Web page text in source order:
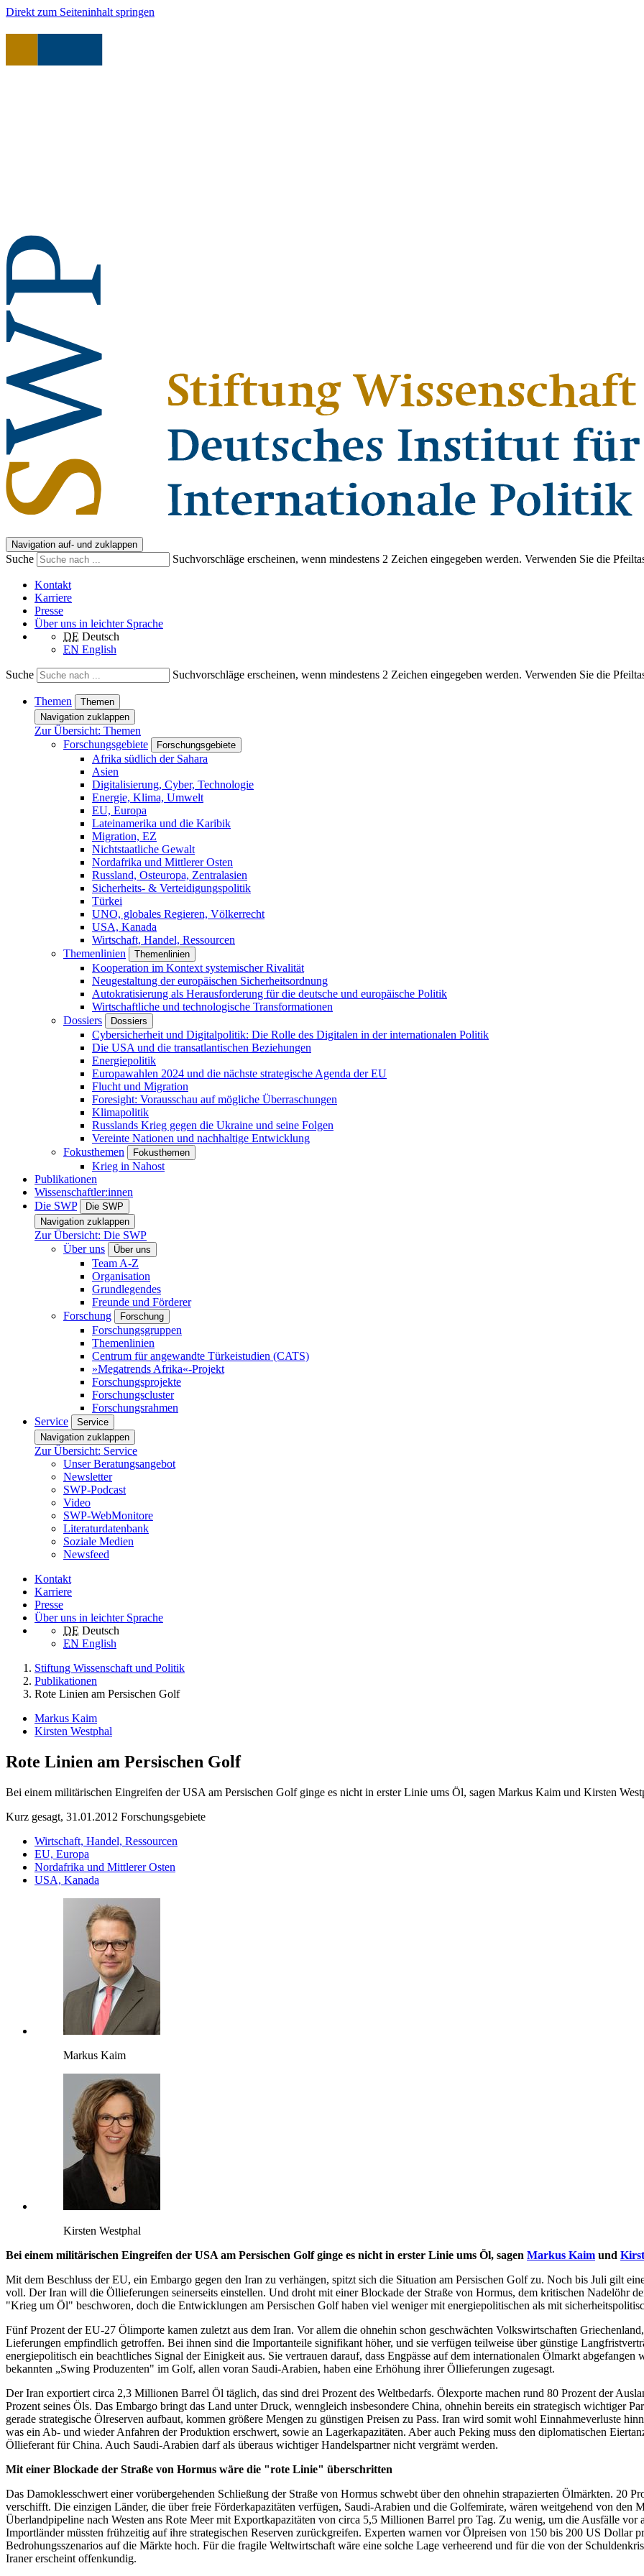
Direkt zum Seiteninhalt springen
Navigation auf- und zuklappen
Suche Suchvorschläge erscheinen, wenn mindestens 2 Zeichen eingegeben werden. Verwenden Sie die
Kontakt
Karriere
Presse
Über uns in leichter Sprache
DE Deutsch
EN English
Suche Suchvorschläge erscheinen, wenn mindestens 2 Zeichen eingegeben werden. Verwenden Sie die
Themen
Themen
Navigation zuklappen
Zur Übersicht: Themen
Forschungsgebiete
Forschungsgebiete
Afrika südlich der Sahara
Asien
Digitalisierung, Cyber, Technologie
Energie, Klima, Umwelt
EU, Europa
Lateinamerika und die Karibik
Migration, EZ
Nichtstaatliche Gewalt
Nordafrika und Mittlerer Osten
Russland, Osteuropa, Zentralasien
Sicherheits- & Verteidigungspolitik
Türkei
UNO, globales Regieren, Völkerrecht
USA, Kanada
Wirtschaft, Handel, Ressourcen
Themenlinien
Themenlinien
Kooperation im Kontext systemischer Rivalität
Neugestaltung der europäischen Sicherheitsordnung
Autokratisierung als Herausforderung für die deutsche und europäische Politik
Wirtschaftliche und technologische Transformationen
Dossiers
Dossiers
Cybersicherheit und Digitalpolitik: Die Rolle des Digitalen in der internationalen Politik
Die USA und die transatlantischen Beziehungen
Energiepolitik
Europawahlen 2024 und die nächste strategische Agenda der EU
Flucht und Migration
Foresight: Vorausschau auf mögliche Überraschungen
Klimapolitik
Russlands Krieg gegen die Ukraine und seine Folgen
Vereinte Nationen und nachhaltige Entwicklung
Fokusthemen
Fokusthemen
Krieg in Nahost
Publikationen
Wissenschaftler:innen
Die SWP
Die SWP
Navigation zuklappen
Zur Übersicht: Die SWP
Über uns
Über uns
Team A-Z
Organisation
Grundlegendes
Freunde und Förderer
Forschung
Forschung
Forschungsgruppen
Themenlinien
Centrum für angewandte Türkeistudien (CATS)
»Megatrends Afrika«-Projekt
Forschungsprojekte
Forschungscluster
Forschungsrahmen
Service
Service
Navigation zuklappen
Zur Übersicht: Service
Unser Beratungsangebot
Newsletter
SWP-Podcast
Video
SWP-WebMonitore
Literaturdatenbank
Soziale Medien
Newsfeed
Kontakt
Karriere
Presse
Über uns in leichter Sprache
DE Deutsch
EN English
Stiftung Wissenschaft und Politik
Publikationen
Rote Linien am Persischen Golf
Markus Kaim
Kirsten Westphal
Rote Linien am Persischen Golf
Bei einem militärischen Eingreifen der USA am Persischen Golf ginge es nicht in erster Linie ums Öl, sagen Markus Kaim und Kirsten
Kurz gesagt, 31.01.2012 Forschungsgebiete
Wirtschaft, Handel, Ressourcen
EU, Europa
Nordafrika und Mittlerer Osten
USA, Kanada
Markus Kaim
Kirsten Westphal
Bei einem militärischen Eingreifen der USA am Persischen Golf ginge es nicht in erster Linie ums Öl, sagen Markus Kaim und
Mit dem Beschluss der EU, ein Embargo gegen den Iran zu verhängen, spitzt sich die Situation am Persischen Golf zu. Noch bis Juli gilt
voll. Der Iran will die Öllieferungen seinerseits einstellen. Und droht mit einer Blockade der Straße von Hormus, dem kritischen Nadelöhr
"Krieg um Öl" beschworen, doch die Entwicklungen am Persischen Golf haben viel weniger mit energiepolitischen als mit
Fünf Prozent der EU-27 Ölimporte kamen zuletzt aus dem Iran. Vor allem die ohnehin schon geschwächten Volkswirtschaften
Lieferungen empfindlich getroffen. Bei ihnen sind die Importanteile signifikant höher, und sie verfügen teilweise über günstige
energiepolitisch ein beachtliches Signal der Einigkeit aus. Sie vertrauen darauf, dass Engpässe auf dem internationalen Ölmarkt
bekannten „Swing Produzenten" im Golf, allen voran Saudi-Arabien, haben eine Erhöhung ihrer Öllieferungen zugesagt.
Der Iran exportiert circa 2,3 Millionen Barrel Öl täglich, das sind drei Prozent des Weltbedarfs. Ölexporte machen rund 80 Prozent der
Prozent seines Öls. Das Embargo bringt das Land unter Druck, wenngleich insbesondere China, ohnehin bereits ein strategisch wichtiger
gerade strategische Ölreserven aufbaut, kommen größere Mengen zu günstigen Preisen zu Pass. Iran wird somit wohl Einnahmeverluste
was ein Ab- und wieder Anfahren der Produktion erschwert, sowie an Lagerkapazitäten. Aber auch Peking muss den diplomatischen
Öllieferant für China. Auch Saudi-Arabien darf als überaus wichtiger Handelspartner nicht vergrämt werden.
Mit einer Blockade der Straße von Hormus wäre die "rote Linie" überschritten
Das Damoklesschwert einer vorübergehenden Schließung der Straße von Hormus schwebt über den ohnehin strapazierten Ölmärkten. 20
verschifft. Die einzigen Länder, die über freie Förderkapazitäten verfügen, Saudi-Arabien und die Golfemirate, wären weitgehend von den
Überlandpipeline nach Westen ans Rote Meer mit Exportkapazitäten von circa 5,5 Millionen Barrel pro Tag. Zu wenig, um die Ausfälle vor
Importländer müssten frühzeitig auf ihre strategischen Reserven zurückgreifen. Experten warnen vor Ölpreisen von 150 bis 200 US Dollar
Bedrohungsszenarios auf die Märkte hoch. Für die fragile Weltwirtschaft wäre eine solche Lage verheerend und für die von der
Iraner erscheint offenkundig.